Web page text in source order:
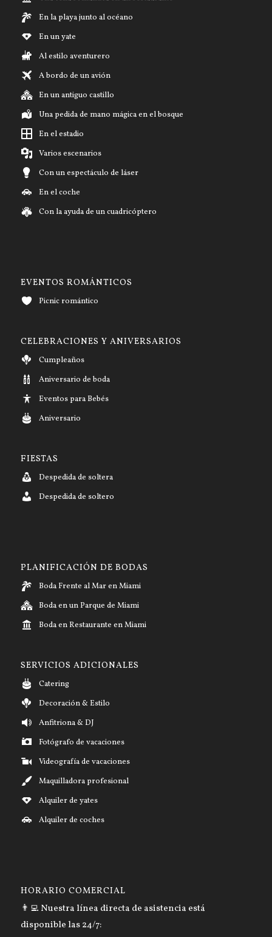
En la playa junto al océano
En un yate
Al estilo aventurero
A bordo de un avión
En un antiguo castillo
Una pedida de mano mágica en el bosque
En el estadio
Varios escenarios
Con un espectáculo de láser
En el coche
Con la ayuda de un cuadricóptero
EVENTOS ROMÁNTICOS
Picnic romántico
CELEBRACIONES Y ANIVERSARIOS
Cumpleaños
Aniversario de boda
Eventos para Bebés
Aniversario
FIESTAS
Despedida de soltera
Despedida de soltero
PLANIFICACIÓN DE BODAS
Boda Frente al Mar en Miami
Boda en un Parque de Miami
Boda en Restaurante en Miami
SERVICIOS ADICIONALES
Catering
Decoración & Estilo
Anfitriona & DJ
Fotógrafo de vacaciones
Videografía de vacaciones
Maquilladora profesional
Alquiler de yates
Alquiler de coches
HORARIO COMERCIAL
👨‍💻 Nuestra línea directa de asistencia está
disponible las 24/7: